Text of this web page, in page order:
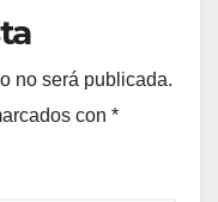
no será publicada.
con *